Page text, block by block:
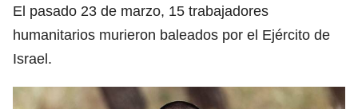
El pasado 23 de marzo, 15 trabajadores
humanitarios murieron baleados por el Ejército de
Israel.